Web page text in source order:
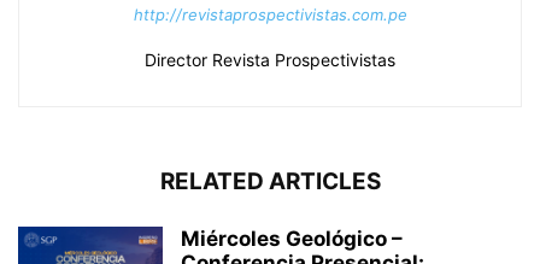
http://revistaprospectivistas.com.pe
Director Revista Prospectivistas
RELATED ARTICLES
Miércoles Geológico –